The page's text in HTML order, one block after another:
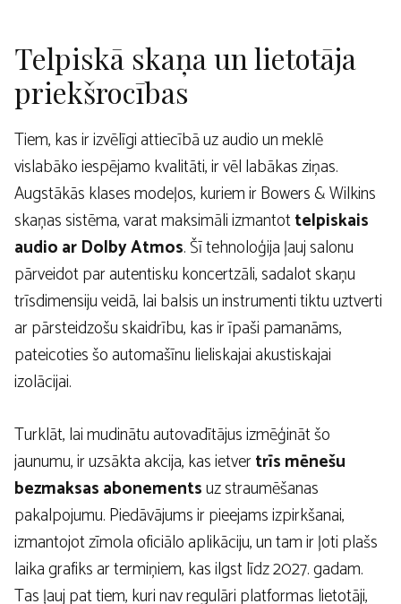
Telpiskā skaņa un lietotāja
priekšrocības
Tiem, kas ir izvēlīgi attiecībā uz audio un meklē
vislabāko iespējamo kvalitāti, ir vēl labākas ziņas.
Augstākās klases modeļos, kuriem ir Bowers & Wilkins
skaņas sistēma, varat maksimāli izmantottelpiskais
audio ar Dolby Atmos. Šī tehnoloģija ļauj salonu
pārveidot par autentisku koncertzāli, sadalot skaņu
trīsdimensiju veidā, lai balsis un instrumenti tiktu uztverti
ar pārsteidzošu skaidrību, kas ir īpaši pamanāms,
pateicoties šo automašīnu lieliskajai akustiskajai
izolācijai.
Turklāt, lai mudinātu autovadītājus izmēģināt šo
jaunumu, ir uzsākta akcija, kas ietvertrīs mēnešu
bezmaksas abonementsuz straumēšanas
pakalpojumu. Piedāvājums ir pieejams izpirkšanai,
izmantojot zīmola oficiālo aplikāciju, un tam ir ļoti plašs
laika grafiks ar termiņiem, kas ilgst līdz 2027. gadam.
Tas ļauj pat tiem, kuri nav regulāri platformas lietotāji,